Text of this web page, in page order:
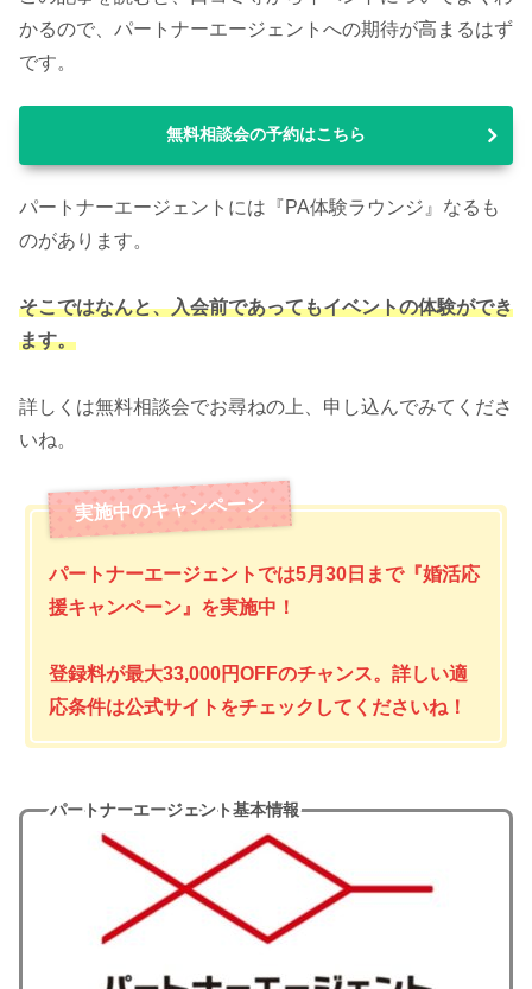
かるので、パートナーエージェントへの期待が高まるはず
です。
無料相談会の予約はこちら
パートナーエージェントには『PA体験ラウンジ』なるも
のがあります。
そこではなんと、入会前であってもイベントの体験ができ
ます。
詳しくは無料相談会でお尋ねの上、申し込んでみてくださ
いね。
パートナーエージェントでは5月30日まで『婚活応
援キャンペーン』を実施中！
登録料が最大33,000円OFFのチャンス。詳しい適
応条件は公式サイトをチェックしてくださいね！
パートナーエージェント基本情報